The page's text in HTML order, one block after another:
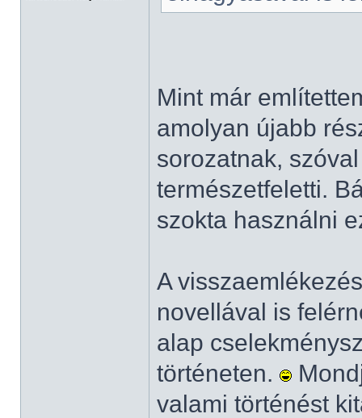
Mint már
amolyan újabb
sorozatnak,
természetfeletti.
szokta használni
A
novellával is
alap
történeten.
valami történést